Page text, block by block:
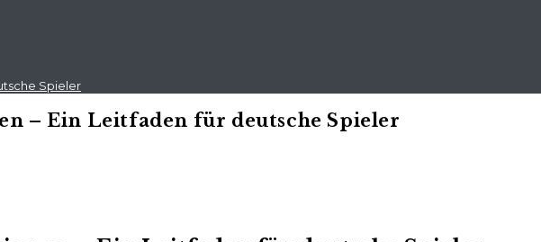
Spieler
– Ein Leitfaden für deutsche Spieler